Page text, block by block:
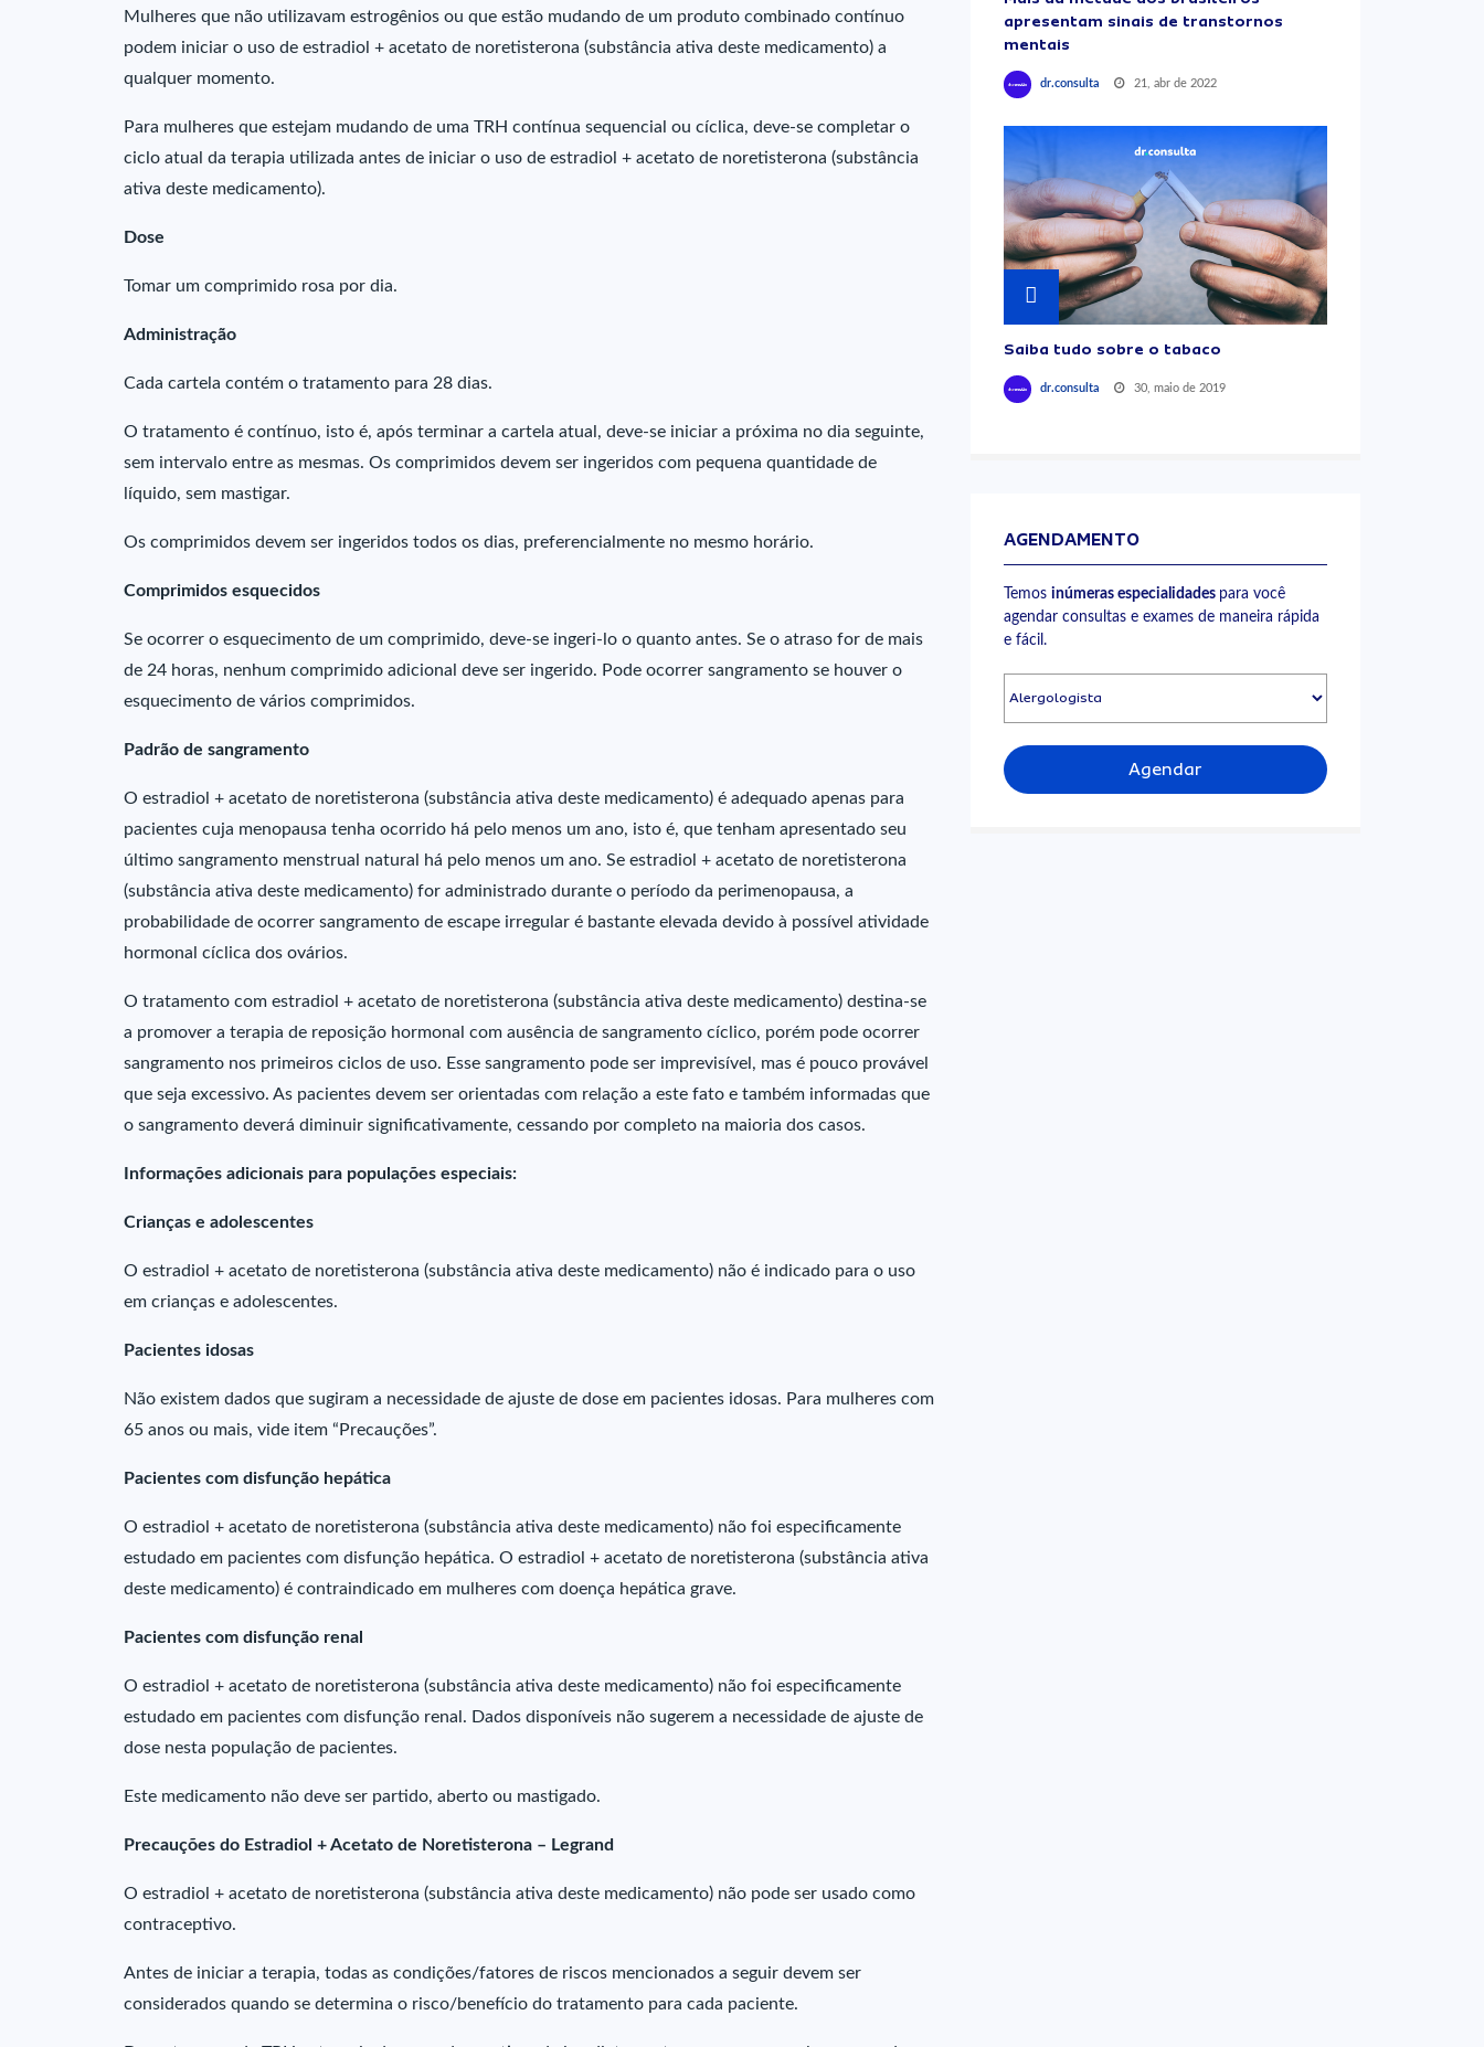
Mulheres que não utilizavam estrogênios ou que estão mudando de um produto combinado contínuo
podem iniciar o uso de estradiol + acetato de noretisterona (substância ativa deste medicamento) a
qualquer momento.
Para mulheres que estejam mudando de uma TRH contínua sequencial ou cíclica, deve-se completar o
ciclo atual da terapia utilizada antes de iniciar o uso de estradiol + acetato de noretisterona (substância
ativa deste medicamento).
Dose
Tomar um comprimido rosa por dia.
Administração
Cada cartela contém o tratamento para 28 dias.
O tratamento é contínuo, isto é, após terminar a cartela atual, deve-se iniciar a próxima no dia seguinte,
sem intervalo entre as mesmas. Os comprimidos devem ser ingeridos com pequena quantidade de
líquido, sem mastigar.
Os comprimidos devem ser ingeridos todos os dias, preferencialmente no mesmo horário.
Comprimidos esquecidos
Se ocorrer o esquecimento de um comprimido, deve-se ingeri-lo o quanto antes. Se o atraso for de mais
de 24 horas, nenhum comprimido adicional deve ser ingerido. Pode ocorrer sangramento se houver o
esquecimento de vários comprimidos.
Padrão de sangramento
O estradiol + acetato de noretisterona (substância ativa deste medicamento) é adequado apenas para
pacientes cuja menopausa tenha ocorrido há pelo menos um ano, isto é, que tenham apresentado seu
último sangramento menstrual natural há pelo menos um ano. Se estradiol + acetato de noretisterona
(substância ativa deste medicamento) for administrado durante o período da perimenopausa, a
probabilidade de ocorrer sangramento de escape irregular é bastante elevada devido à possível atividade
hormonal cíclica dos ovários.
O tratamento com estradiol + acetato de noretisterona (substância ativa deste medicamento) destina-se
a promover a terapia de reposição hormonal com ausência de sangramento cíclico, porém pode ocorrer
sangramento nos primeiros ciclos de uso. Esse sangramento pode ser imprevisível, mas é pouco provável
que seja excessivo. As pacientes devem ser orientadas com relação a este fato e também informadas que
o sangramento deverá diminuir significativamente, cessando por completo na maioria dos casos.
Informações adicionais para populações especiais:
Crianças e adolescentes
O estradiol + acetato de noretisterona (substância ativa deste medicamento) não é indicado para o uso
em crianças e adolescentes.
Pacientes idosas
Não existem dados que sugiram a necessidade de ajuste de dose em pacientes idosas. Para mulheres com
65 anos ou mais, vide item “Precauções”.
Pacientes com disfunção hepática
O estradiol + acetato de noretisterona (substância ativa deste medicamento) não foi especificamente
estudado em pacientes com disfunção hepática. O estradiol + acetato de noretisterona (substância ativa
deste medicamento) é contraindicado em mulheres com doença hepática grave.
Pacientes com disfunção renal
O estradiol + acetato de noretisterona (substância ativa deste medicamento) não foi especificamente
estudado em pacientes com disfunção renal. Dados disponíveis não sugerem a necessidade de ajuste de
dose nesta população de pacientes.
Este medicamento não deve ser partido, aberto ou mastigado.
Precauções do Estradiol + Acetato de Noretisterona – Legrand
O estradiol + acetato de noretisterona (substância ativa deste medicamento) não pode ser usado como
contraceptivo.
Antes de iniciar a terapia, todas as condições/fatores de riscos mencionados a seguir devem ser
considerados quando se determina o risco/benefício do tratamento para cada paciente.
apresentam sinais de transtornos
mentais
dr.consulta 21, abr de 2022
Saiba tudo sobre o tabaco
dr.consulta 30, maio de 2019
AGENDAMENTO
Temos inúmeras especialidades para você
agendar consultas e exames de maneira rápida
e fácil.
Agendar